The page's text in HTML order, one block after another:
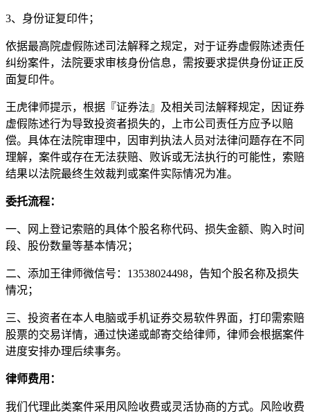
3、身份证复印件；
依据最高院虚假陈述司法解释之规定，对于证券虚假陈述责任
纠纷案件，法院要求审核身份信息，需按要求提供身份证正反
面复印件。
王虎律师提示，根据『证券法』及相关司法解释规定，因证券
虚假陈述行为导致投资者损失的，上市公司责任方应予以赔
偿。具体在法院审理中，因审判执法人员对法律问题存在不同
理解，案件或存在无法获赔、败诉或无法执行的可能性，索赔
结果以法院最终生效裁判或案件实际情况为准。
委托流程：
一、网上登记索赔的具体个股名称代码、损失金额、购入时间
段、股份数量等基本情况；
二、添加王律师微信号：13538024498，告知个股名称及损失
情况；
三、投资者在本人电脑或手机证券交易软件界面，打印需索赔
股票的交易详情，通过快递或邮寄交给律师，律师会根据案件
进度安排办理后续事务。
律师费用：
我们代理此类案件采用风险收费或灵活协商的方式。风险收费